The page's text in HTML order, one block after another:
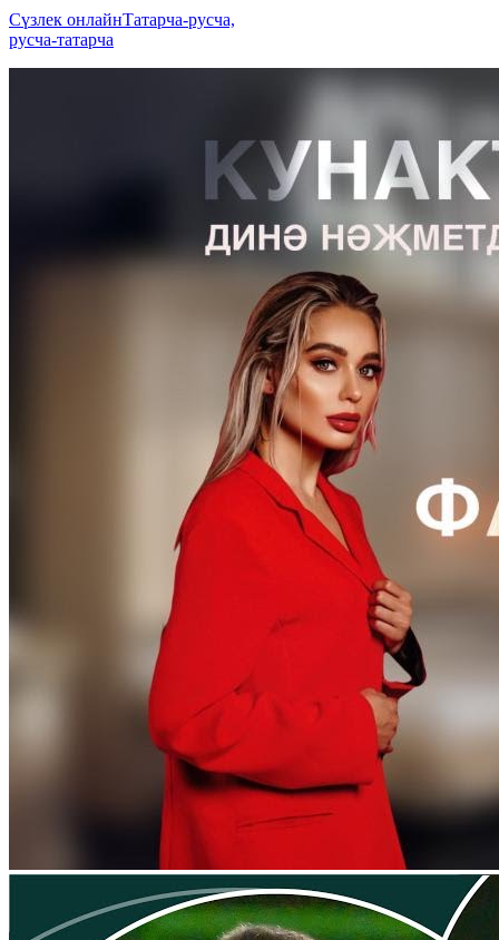
Cүзлек онлайнТатарча-русча,
русча-татарча